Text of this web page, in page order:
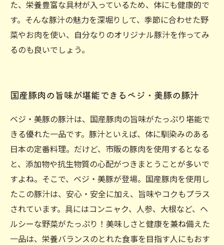
た、栄養豊富な具材が入っているため、体にも健康的で
す。そんな豚汁の魅力を深堀りして、季節に合わせた野
菜やお肉を使い、自分なりのオリジナル豚汁を作ってみ
るのも良いでしょう。
国産豚肉の旨味が堪能できるベジ・美豚の豚汁
ベジ・美豚の豚汁は、国産豚肉の旨味がたっぷり堪能で
きる優れた一品です。豚汁といえば、体に馴染みのある
日本の定番料理。だけど、市販の豚肉を使用するとなる
と、添加物や抗生物質の心配がつきまとうことが多いで
すよね。そこで、ベジ・美豚が登場。国産豚肉を使用し
たこの豚汁は、安心・安全に加え、旨味やコクもプラス
されています。具にはコンニャク、人参、大根など、ヘ
ルシーな野菜がたっぷり！美味しさと健康を兼ね備えた
一品は、栄養バランスのとれた食事を目指す人にもおす